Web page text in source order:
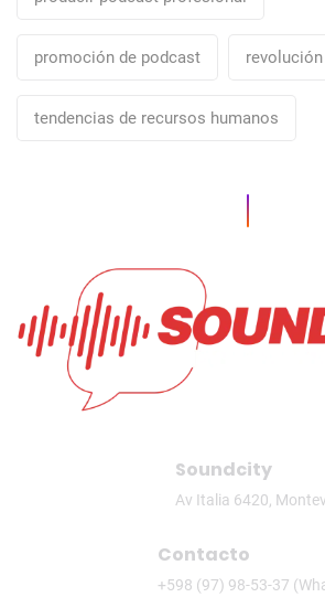
promoción de podcast revolución
tendencias de recursos humanos
Soundcity
Av Italia 6420,
Contacto
+598 (97) 98-53-37